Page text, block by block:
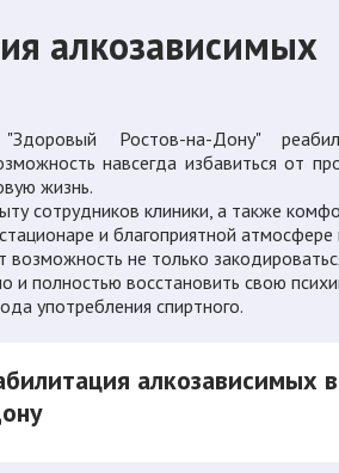
алкозависимых
Ростов-на-Дону"
навсегда избавиться от
жизнь.
сотрудников клиники, а также
и благоприятной атмосфере
возможность не только
и полностью восстановить свою
употребления спиртного.
алкозависимых